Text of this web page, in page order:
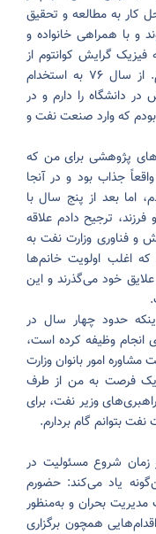
به مطالعه و تحقیق
و با همراهی خانواده و
گرایش کوانتوم از
دانشگاه علوم تحقیقات فارغ‌التحصیل شدم. از سال ۷۶ به استخدام
تدریس در دانشگاه را دارم و در
آستانه جذب هیئت علمی یعنی سال ۱۳۹۵ بودم که وارد صنعت نفت و
پژوهشی برای من که
جذاب بود و در آنجا
اما بعد از پنج سال با
ترجیح دادم علاقه
و فناوری وزارت نفت به
که اغلب اولویت خانم‌ها
خود می‌گذرند و این
حدود چهار سال در
وظیفه کرده است،
امور بانوان وزارت
یک فرصت به من از طرف
وزیر نفت، برای
بتوانم گام بردارم.
زمان شروع مسئولیت در
یاد می‌کند: حضورم
که به جهت مدیریت بحران و به‌منظور
همچون برگزاری